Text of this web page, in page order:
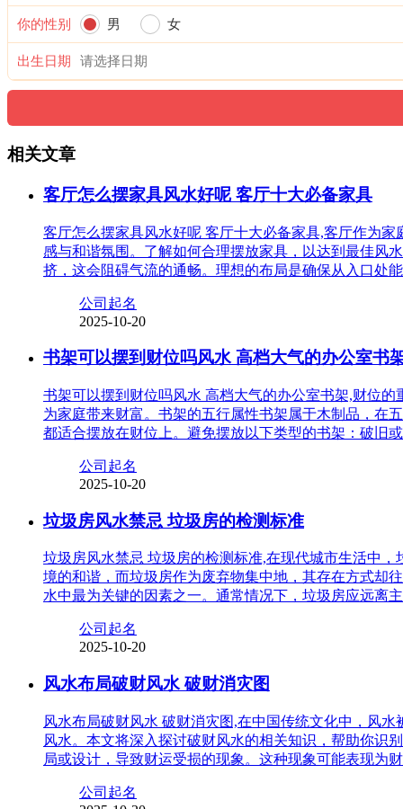
你的性别 男 女
出生日期
相关文章
客厅怎么摆家具风水好呢 客厅十大必备家具
客厅怎么摆家具风水好呢 客厅十大必备家具,客厅作为
感与和谐氛围。了解如何合理摆放家具，以达到最佳风
挤，这会阻碍气流的通畅。理想的布局是确保从入口处
公司起名
2025-10-20
书架可以摆到财位吗风水 高档大气的办公室书
书架可以摆到财位吗风水 高档大气的办公室书架,财位
为家庭带来财富。书架的五行属性书架属于木制品，在
都适合摆放在财位上。避免摆放以下类型的书架：破旧
公司起名
2025-10-20
垃圾房风水禁忌 垃圾房的检测标准
垃圾房风水禁忌 垃圾房的检测标准,在现代城市生活中
境的和谐，而垃圾房作为废弃物集中地，其存在方式却
水中最为关键的因素之一。通常情况下，垃圾房应远离
公司起名
2025-10-20
风水布局破财风水 破财消灾图
风水布局破财风水 破财消灾图,在中国传统文化中，风
风水。本文将深入探讨破财风水的相关知识，帮助你识
局或设计，导致财运受损的现象。这种现象可能表现为
公司起名